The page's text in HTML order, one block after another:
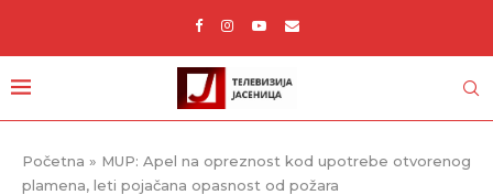
Početna » MUP: Apel na opreznost kod upotrebe otvorenog
plamena, leti pojačana opasnost od požara